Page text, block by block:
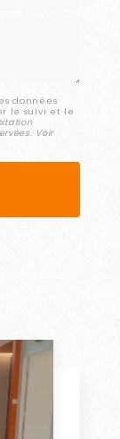
données
le suivi et le
Voir